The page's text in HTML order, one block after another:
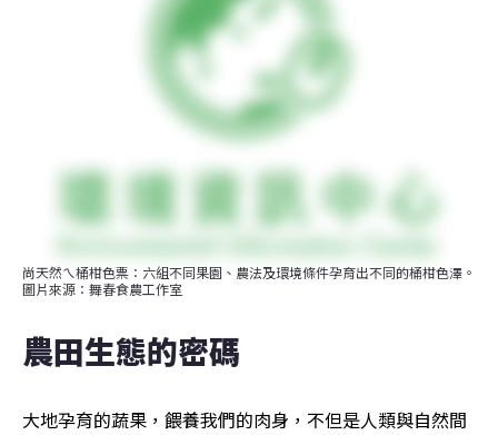
尚天然ㄟ桶柑色票：六組不同果園、農法及環境條件孕育出不同的桶柑色澤。
圖片來源：舞春食農工作室
農田生態的密碼
大地孕育的蔬果，餵養我們的肉身，不但是人類與自然間